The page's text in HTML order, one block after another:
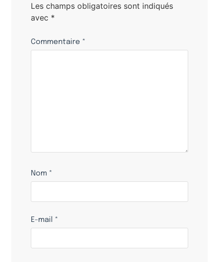
Les champs obligatoires sont indiqués
avec *
Commentaire *
Nom *
E-mail *